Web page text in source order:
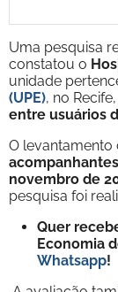
Uma pesquisa
constatou o
unidade
(UPE), no
entre usuários
O levantamento
novembro de
pesquisa foi
Quer
Economia
Whatsapp!